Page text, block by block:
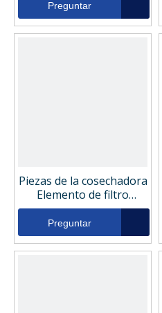
02532042
Preguntar
Piezas de la cosechadora
Elemento de filtro
hidráulico DGMH45352
Preguntar